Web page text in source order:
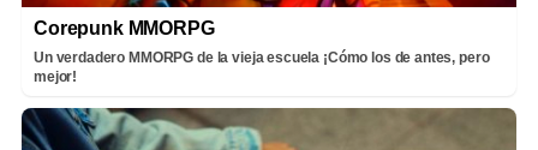
Corepunk MMORPG
Un verdadero MMORPG de la vieja escuela ¡Cómo los de antes, pero
mejor!